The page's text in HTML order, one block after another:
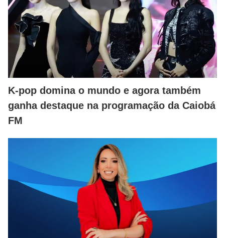
K-pop domina o mundo e agora também
ganha destaque na programação da Caiobá
FM